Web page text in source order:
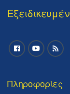
Πληροφορίες